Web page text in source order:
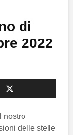
di
2022
nostro
delle stelle